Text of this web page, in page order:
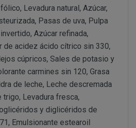
Levadura natural, Azúcar,
Pasas de uva, Pulpa
Azúcar refinada,
de acidez ácido cítrico sin 330,
cúpricos, Sales de potasio y
carmines sin 120, Grasa
de leche, Leche descremada
trigo, Levadura fresca,
y diglicéridos de
Emulsionante estearoil
DE ACCESO Y UTILIZACIÓN
sus datos personales?
se reserva el derecho de decidir, en
Clientes. De este modo,
y/o servicios a los ofertados
o dejar de ofrecer, en cualquier
de que la adquisición de los
del USUARIO, eligiendo este
y habilitarán personalmente
www.perustocks.es, y para
todas las instrucciones
y no se hubiera respetado la “cadena
formulario de
Cerrar